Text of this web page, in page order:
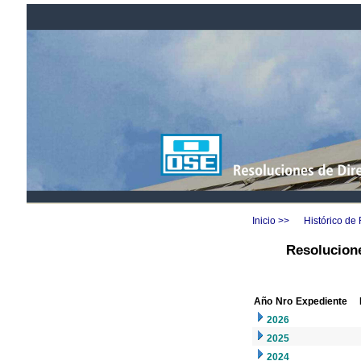
Inicio >> Histórico de
Año Nro Expediente
2026
2025
2024